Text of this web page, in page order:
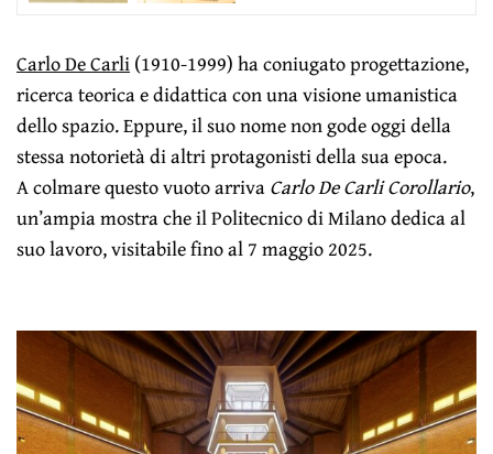
Carlo De Carli(1910-1999) ha coniugato progettazione,
ricerca teorica e didattica con una visione umanistica
dello spazio. Eppure, il suo nome non gode oggi della
stessa notorietà di altri protagonisti della sua epoca.
A colmare questo vuoto arrivaCarlo De Carli Corollario,
un’ampia mostra che il Politecnico di Milano dedica al
suo lavoro, visitabile fino al 7 maggio 2025.